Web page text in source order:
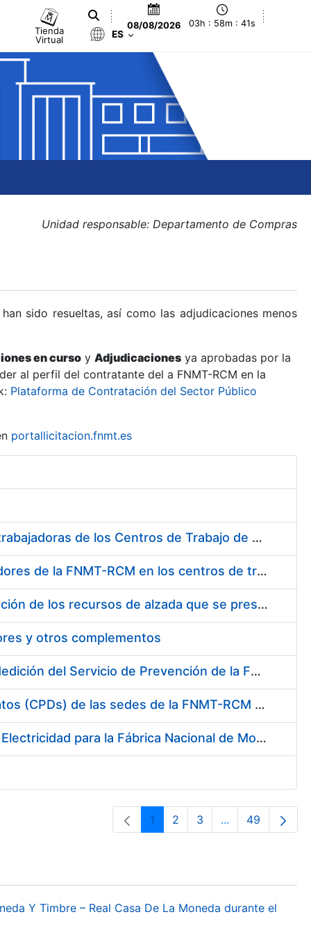
Tienda
Virtual
08/08/2026 03h : 58m : 41s
ES
Unidad responsable: Departamento de Compras
sido resueltas, así como las adjudicaciones menos
en curso y Adjudicaciones ya aprobadas por la
al perfil del contratante del a FNMT-RCM en la
Plataforma de Contratación del Sector Público
portallicitacion.fnmt.es
Suministro de Protectores Auditivos a medida para las personas trabajadoras de los Centros de Trabajo de Madrid y Burgos
Suministro de gafas graduadas antiproyecciones para los trabajadores de la FNMT-RCM en los centros de trabajo de Madrid y Burgos
Servicios de una empresa externa para el asesoramiento y resolución de los recursos de alzada que se presentan relacionados con procesos de selección para la FNMT-RCM
y otros complementos
Servicio de Calibración y Verificación Externa de los Equipos de Medición del Servicio de Prevención de la FNMT-RCM
Conexión mediante Fibra Óptica de los Centros de Proceso de Datos (CPDs) de las sedes de la FNMT-RCM de Burgos y Madrid
Contratación de acuerdo marco para el Suministro de Material de Electricidad para la Fábrica Nacional de Moneda y Timbre-Real Casa de la Moneda en su centro de trabajo de Burgos
Página
1 Página
2 Página
3 ...PáginasPágina
49
Y Timbre – Real Casa De La Moneda durante el